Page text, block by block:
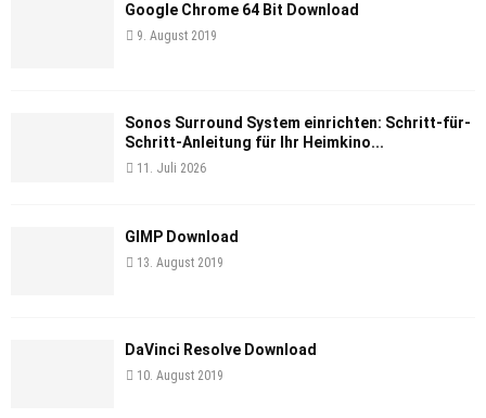
Google Chrome 64 Bit Download
9. August 2019
Sonos Surround System einrichten: Schritt-für-
Schritt-Anleitung für Ihr Heimkino...
11. Juli 2026
GIMP Download
13. August 2019
DaVinci Resolve Download
10. August 2019